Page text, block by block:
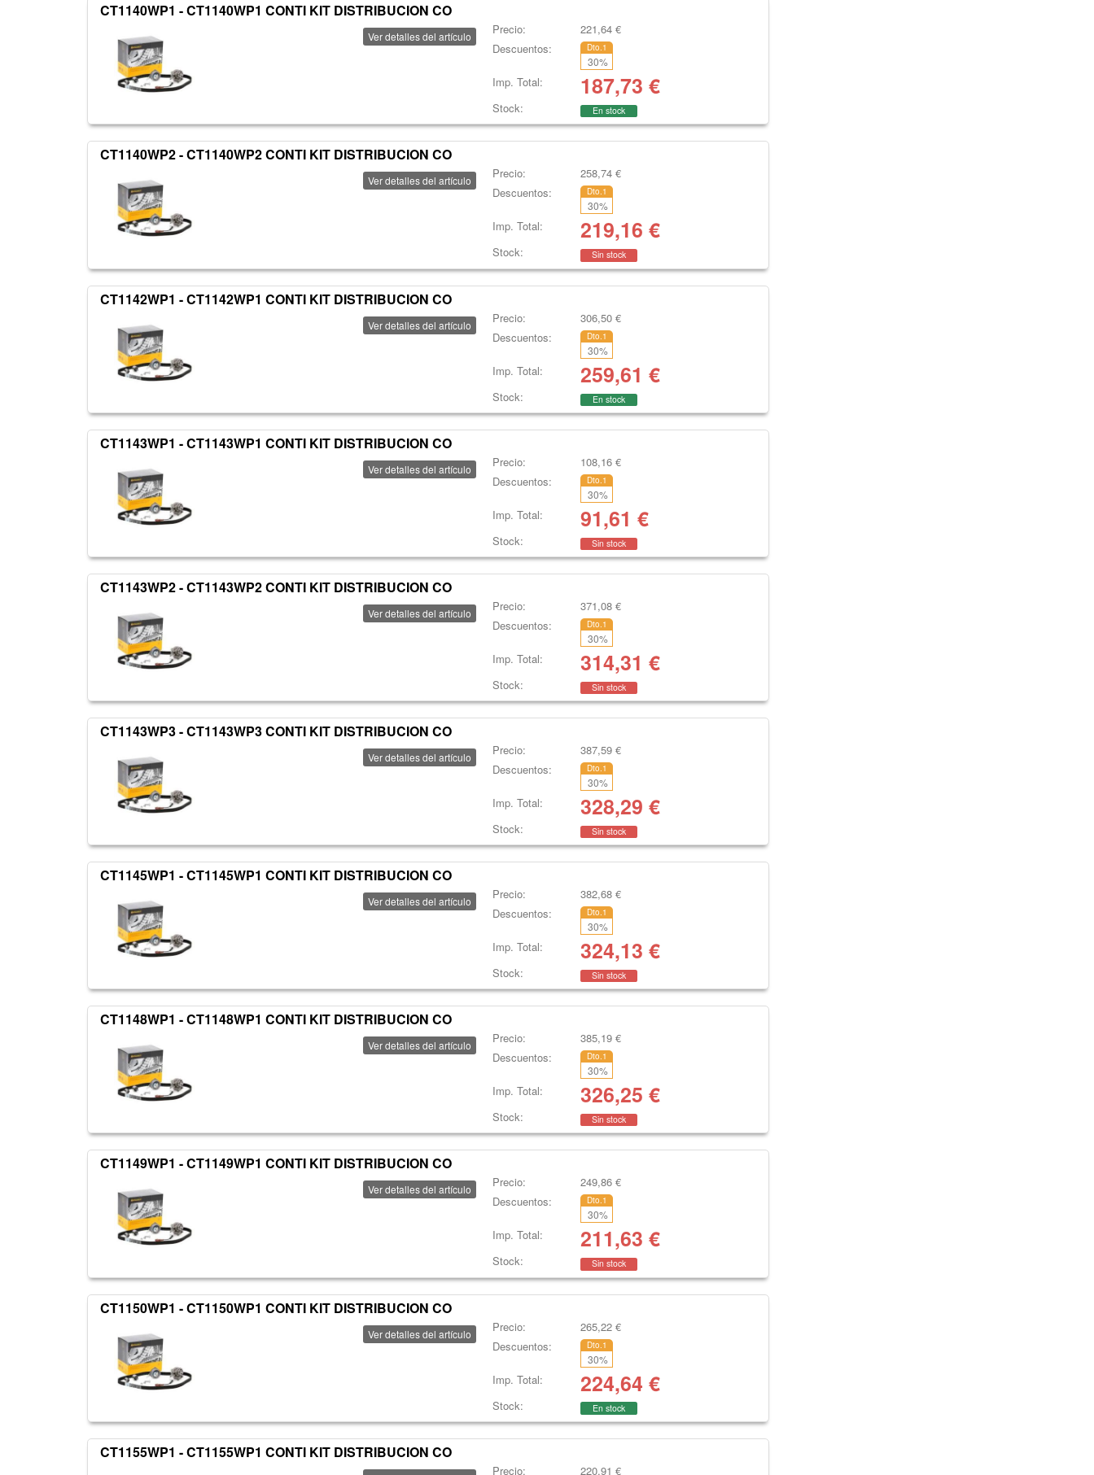
CT1140WP1 - CT1140WP1 CONTI KIT DISTRIBUCION CO
Ver detalles del artículo Precio: 221,64 €
Descuentos:
Dto.1
30%
Imp. Total: 187,73 €
Stock: En stock
CT1140WP2 - CT1140WP2 CONTI KIT DISTRIBUCION CO
Ver detalles del artículo Precio: 258,74 €
Descuentos:
Dto.1
30%
Imp. Total: 219,16 €
Stock: Sin stock
CT1142WP1 - CT1142WP1 CONTI KIT DISTRIBUCION CO
Ver detalles del artículo Precio: 306,50 €
Descuentos:
Dto.1
30%
Imp. Total: 259,61 €
Stock: En stock
CT1143WP1 - CT1143WP1 CONTI KIT DISTRIBUCION CO
Ver detalles del artículo Precio: 108,16 €
Descuentos:
Dto.1
30%
Imp. Total: 91,61 €
Stock: Sin stock
CT1143WP2 - CT1143WP2 CONTI KIT DISTRIBUCION CO
Ver detalles del artículo Precio: 371,08 €
Descuentos:
Dto.1
30%
Imp. Total: 314,31 €
Stock: Sin stock
CT1143WP3 - CT1143WP3 CONTI KIT DISTRIBUCION CO
Ver detalles del artículo Precio: 387,59 €
Descuentos:
Dto.1
30%
Imp. Total: 328,29 €
Stock: Sin stock
CT1145WP1 - CT1145WP1 CONTI KIT DISTRIBUCION CO
Ver detalles del artículo Precio: 382,68 €
Descuentos:
Dto.1
30%
Imp. Total: 324,13 €
Stock: Sin stock
CT1148WP1 - CT1148WP1 CONTI KIT DISTRIBUCION CO
Ver detalles del artículo Precio: 385,19 €
Descuentos:
Dto.1
30%
Imp. Total: 326,25 €
Stock: Sin stock
CT1149WP1 - CT1149WP1 CONTI KIT DISTRIBUCION CO
Ver detalles del artículo Precio: 249,86 €
Descuentos:
Dto.1
30%
Imp. Total: 211,63 €
Stock: Sin stock
CT1150WP1 - CT1150WP1 CONTI KIT DISTRIBUCION CO
Ver detalles del artículo Precio: 265,22 €
Descuentos:
Dto.1
30%
Imp. Total: 224,64 €
Stock: En stock
CT1155WP1 - CT1155WP1 CONTI KIT DISTRIBUCION CO
Precio: 220,91 €